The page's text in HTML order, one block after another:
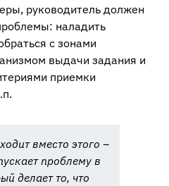
руководитель должен
наладить
с зонами
выдачи задания и
приемки
вместо этого –
проблему в
делает то, что